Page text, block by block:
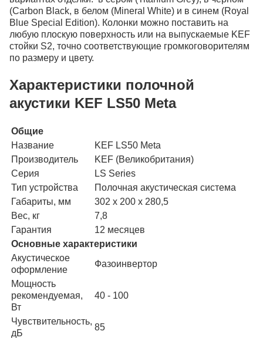
(Carbon Black, в белом (Mineral White) и в синем (Royal
Blue Special Edition). Колонки можно поставить на
любую плоскую поверхность или на выпускаемые KEF
стойки S2, точно соответствующие громкоговорителям
по размеру и цвету.
Характеристики полочной
акустики KEF LS50 Meta
Общие
Название
KEF LS50 Meta
Производитель
KEF (Великобритания)
Серия
LS Series
Тип устройства
Полочная акустическая система
Габариты, мм
302 х 200 х 280,5
Вес, кг
7,8
Гарантия
12 месяцев
Основные характеристики
Акустическое
оформление
Фазоинвертор
Мощность
рекомендуемая,
Вт
40 - 100
Чувствительность,
дБ
85